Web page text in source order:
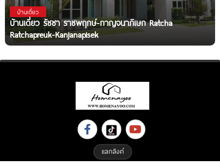
บ้านเดี่ยว
บ้านเดี่ยว รัชชา ราชพฤกษ์-กาญจนาภิเษก Ratcha
Ratchapreuk-Kanjanapisek
แลกลิงค์